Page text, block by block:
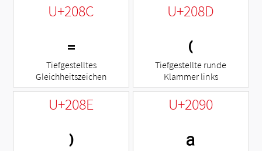
U+208C
₌
Tiefgestelltes
Gleichheitszeichen
U+208D
₍
Tiefgestellte runde
Klammer links
U+208E
₎
U+2090
ₐ